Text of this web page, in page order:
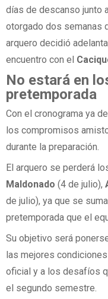
días de descanso junto
otorgado dos semanas
arquero decidió
encuentro con el
No estará en
pretemporada
Con el cronograma ya
los compromisos
durante la preparación.
El arquero se perderá
Maldonado (4 de julio),
de julio), ya que se
pretemporada que el
Su objetivo será
las mejores
oficial y a los desafíos
el segundo semestre.